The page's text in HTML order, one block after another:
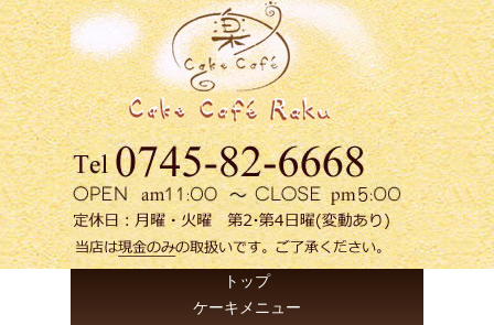
トップ
ケーキメニュー